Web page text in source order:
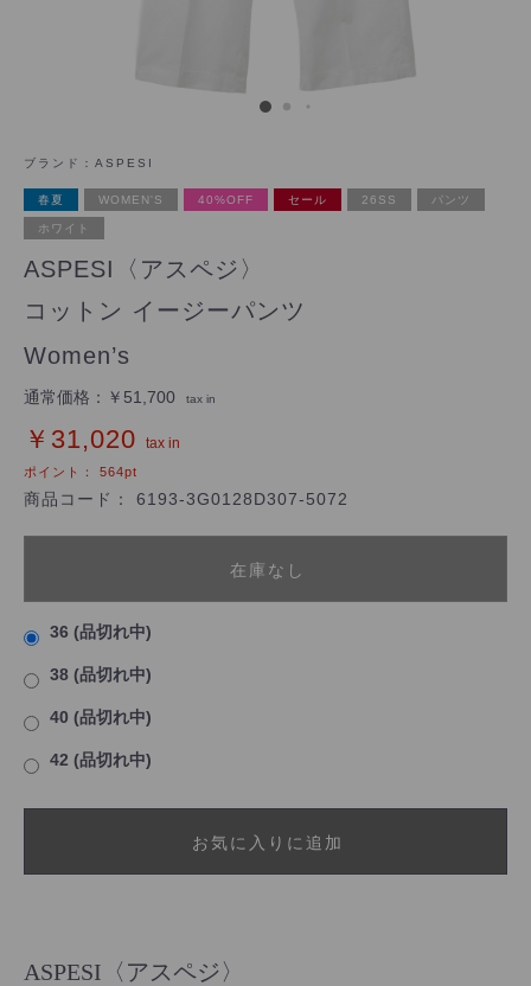
ブランド： ASPESI
春夏 WOMEN'S 40%OFF セール 26SS パンツ
ホワイト
ASPESI〈アスペジ〉
コットン イージーパンツ
Women’s
通常価格： ￥51,700 tax in
￥31,020 tax in
ポイント： 564pt
商品コード： 6193-3G0128D307-5072
在庫なし
36 (品切れ中)
38 (品切れ中)
40 (品切れ中)
42 (品切れ中)
お気に入りに追加
ASPESI〈アスペジ〉